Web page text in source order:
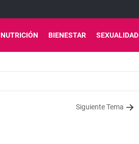
NUTRICIÓN BIENESTAR SEXUALIDAD
Siguiente Tema